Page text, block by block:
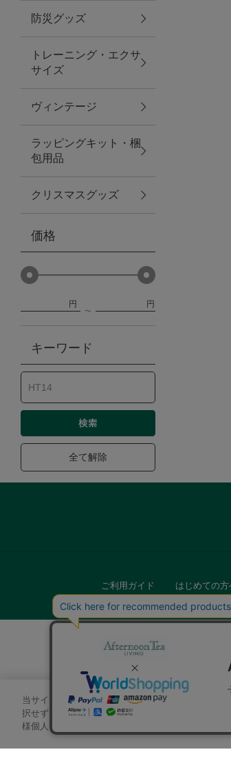
ポーチ
ステーショナリー
その他
紅茶・フード
防災グッズ・非常食
トレーニング
ヴィンテージ
防災グッズ
トレーニング・エクサ
サイズ
ヴィンテージ
ラッピングキット・梱
包用品
クリスマスグッズ
価格
円 円
キーワード
全て解除
ご利用ガイド はじめての方
当サイトでは、サイトの利便性向上のためにクッ
択せずにページを移動した場合、クッキーの使用
様個人を特定できる情報」は一切含まれておりませ